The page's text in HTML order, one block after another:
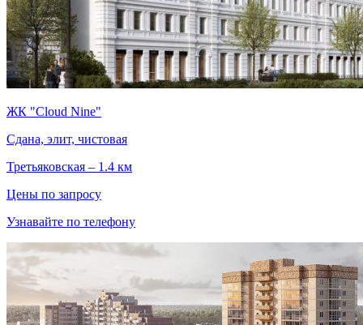
ЖК "Cloud Nine"
Сдана, элит, чистовая
Третьяковская – 1.4 км
Цены по запросу
Узнавайте по телефону